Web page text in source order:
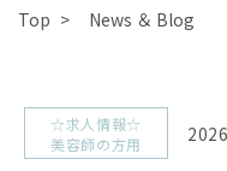
Top > News ＆ Blog
☆求人情報☆
美容師の方用